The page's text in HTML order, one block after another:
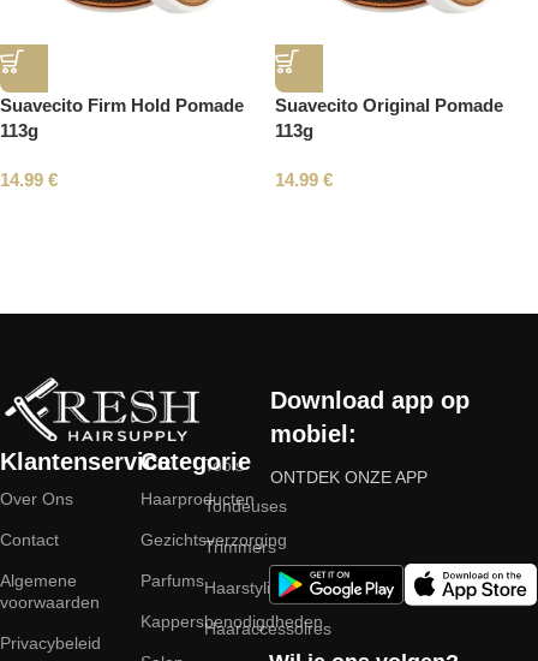
Suavecito Firm Hold Pomade
113g
14.99 €
Suavecito Original Pomade
113g
14.99 €
Klantenservice
Over Ons
Contact
Algemene
voorwaarden
Privacybeleid
Categorie
Haarproducten
Gezichtsverzorging
Parfums
Kappersbenodigdheden
Tools
Tondeuses
Trimmers
Haarstyling
Haaraccessoires
Download app op
mobiel:
ONTDEK ONZE APP